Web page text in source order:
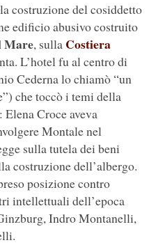
costruzione del cosiddetto
edificio abusivo costruito
Mare, sulla Costiera
L’hotel fu al centro di
Cederna lo chiamò “un
che toccò i temi della
Croce aveva
Montale nel
sulla tutela dei beni
costruzione dell’albergo.
posizione contro
intellettuali dell’epoca
Indro Montanelli,